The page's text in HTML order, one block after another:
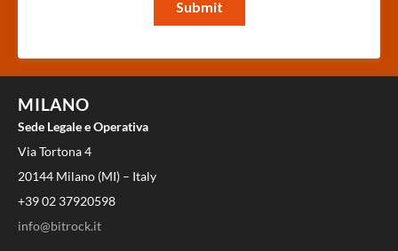
MILANO
Sede Legale e Operativa
Via Tortona 4
20144 Milano (MI) – Italy
+39 02 37920598
info@bitrock.it